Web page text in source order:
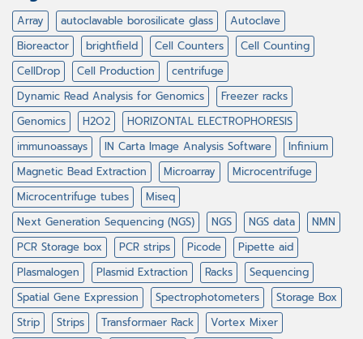
Array autoclavable borosilicate glass
Autoclave
Bioreactor
brightfield Cell Counters
Cell Counting
CellDrop
Cell Production
centrifuge
Dynamic Read Analysis for Genomics
Freezer racks
Genomics
H2O2
HORIZONTAL ELECTROPHORESIS
immunoassays
IN Carta Image Analysis Software
Infinium
Magnetic Bead Extraction
Microarray
Microcentrifuge
Microcentrifuge tubes
Miseq
Next Generation Sequencing (NGS)
NGS NGS data
NMN
PCR Storage box
PCR strips Picode
Pipette aid
Plasmalogen
Plasmid Extraction Racks
Sequencing
Spatial Gene Expression
Spectrophotometers
Storage Box
Strip
Strips Transformaer Rack
Vortex Mixer